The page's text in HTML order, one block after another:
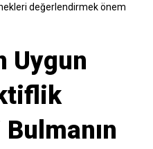
değerlendirmek önem
Uygun